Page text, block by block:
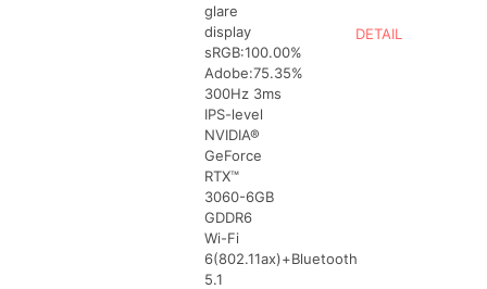
glare
display
sRGB:100.00%
Adobe:75.35%
300Hz 3ms
IPS-level
NVIDIA®
GeForce
RTX™
3060-6GB
GDDR6
Wi-Fi
6(802.11ax)+Bluetooth
5.1
DETAIL